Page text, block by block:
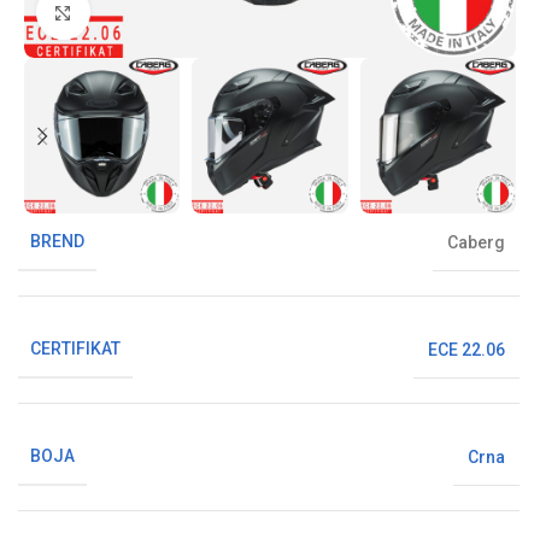
Klikni da uvećaš sliku
BREND Caberg
CERTIFIKAT ECE 22.06
BOJA Crna